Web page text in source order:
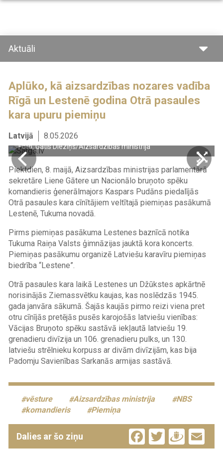
Pārlekt
saturu
Aktuāli
Aplūko, kā aizsardzības nozares vadība
Rīgā un Lestenē godina Otrā pasaules
kara upuru piemiņu
Latvijā 8.05.2026
Foto: Gatis Dieziņš/Aizsardzības ministrija
Piektdien, 8. maijā, Aizsardzības ministrijas parlamentārā
sekretāre Liene Gātere un Nacionālo bruņoto spēku
komandieris ģenerālmajors Kaspars Pudāns piedalījās
Otrā pasaules kara cīnītājiem veltītajā piemiņas pasākumā
Lestenē, Tukuma novadā.
Pirms piemiņas pasākuma Lestenes baznīcā notika
Tukuma Raiņa Valsts ģimnāzijas jauktā kora koncerts.
Piemiņas pasākumu organizē Latviešu karavīru piemiņas
biedrība “Lestene”.
Otrā pasaules kara laikā Lestenes un Džūkstes apkārtnē
norisinājās Ziemassvētku kaujas, kas noslēdzās 1945.
gada janvāra sākumā. Šajās kaujās pirmo reizi viena pret
otru cīnījās pretējās pusēs karojošās latviešu vienības:
Vācijas Bruņoto spēku sastāvā iekļautā latviešu 19.
grenadieru divīzija un 106. grenadieru pulks, un 130.
latviešu strēlnieku korpuss ar divām divīzijām, kas bija
Padomju Savienības Sarkanās armijas sastāvā.
vēsture Aizsardzības ministrija
NBS
komandieris
Piemiņa
Dalies ar šo ziņu Facebook
Twitter